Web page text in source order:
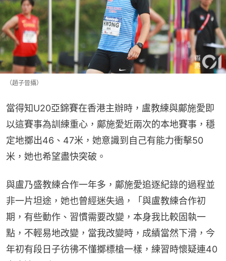
（趙子晉攝）
當得知U20亞錦賽在香港主辦時，盧教練與鄺施愛即
以這賽事為訓練重心，鄺施愛近兩次的本地賽事，穩
定地擲出46、47米，她意識到自己有能力衝擊50
米，她也希望盡快突破。
與盧乃盛教練合作一年多，鄺施愛追逐紀錄的過程並
非一片坦途，她也曾經迷失過，「與盧教練合作初
期，有些動作、習慣需要改變，本身我比較固執一
點，不輕易地改變，當我改變時，成績當然下滑，今
年初有段日子彷彿不懂擲標槍一樣，練習時懷疑連40